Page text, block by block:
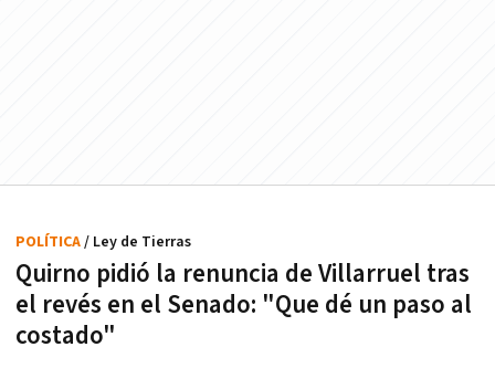
Quirno pidió la renuncia de Villarruel tras
el revés en el Senado: "Que dé un paso al
costado"
POLÍTICA/ Ley de Tierras